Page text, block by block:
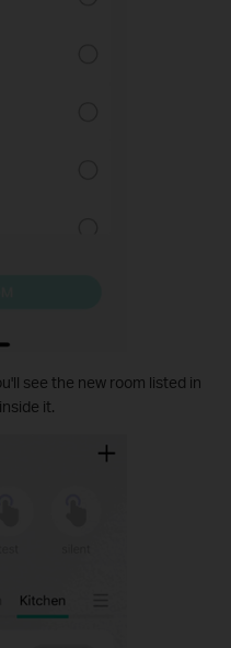
see the new room listed in
it.